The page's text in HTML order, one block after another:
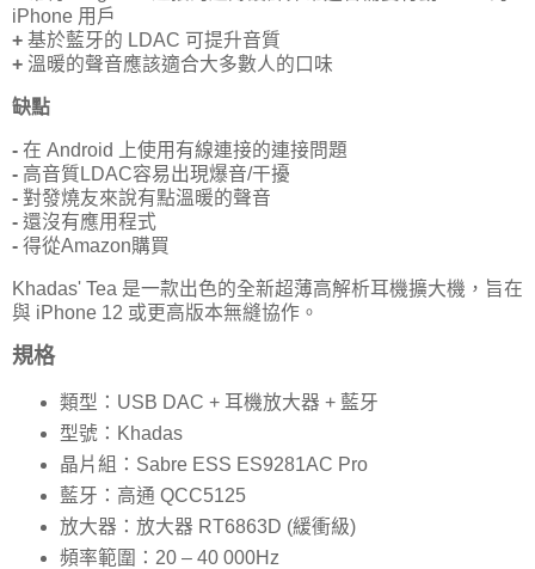
iPhone 用戶
+ 基於藍牙的 LDAC 可提升音質
+ 溫暖的聲音應該適合大多數人的口味
缺點
- 在 Android 上使用有線連接的連接問題
- 高音質LDAC容易出現爆音/干擾
- 對發燒友來說有點溫暖的聲音
- 還沒有應用程式
- 得從Amazon購買
Khadas' Tea 是一款出色的全新超薄高解析耳機擴大機，旨在
與 iPhone 12 或更高版本無縫協作。
規格
類型：USB DAC + 耳機放大器 + 藍牙
型號：Khadas
晶片組：Sabre ESS ES9281AC Pro
藍牙：高通 QCC5125
放大器：放大器 RT6863D (緩衝級)
頻率範圍：20 – 40 000Hz